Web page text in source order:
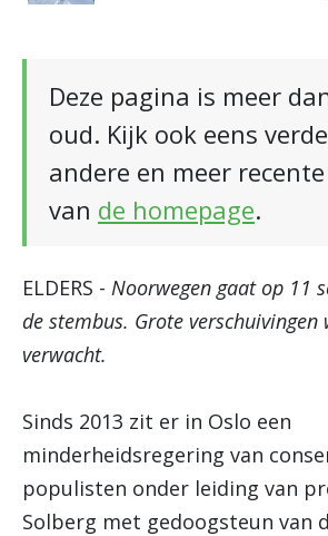
Deze pagina is meer
oud. Kijk ook eens
andere en meer
van de homepage.
ELDERS - Noorwegen gaat op 11
de stembus. Grote
verwacht.
Sinds 2013 zit er in Oslo een
minderheidsregering van
populisten onder leiding van
Solberg met gedoogsteun van